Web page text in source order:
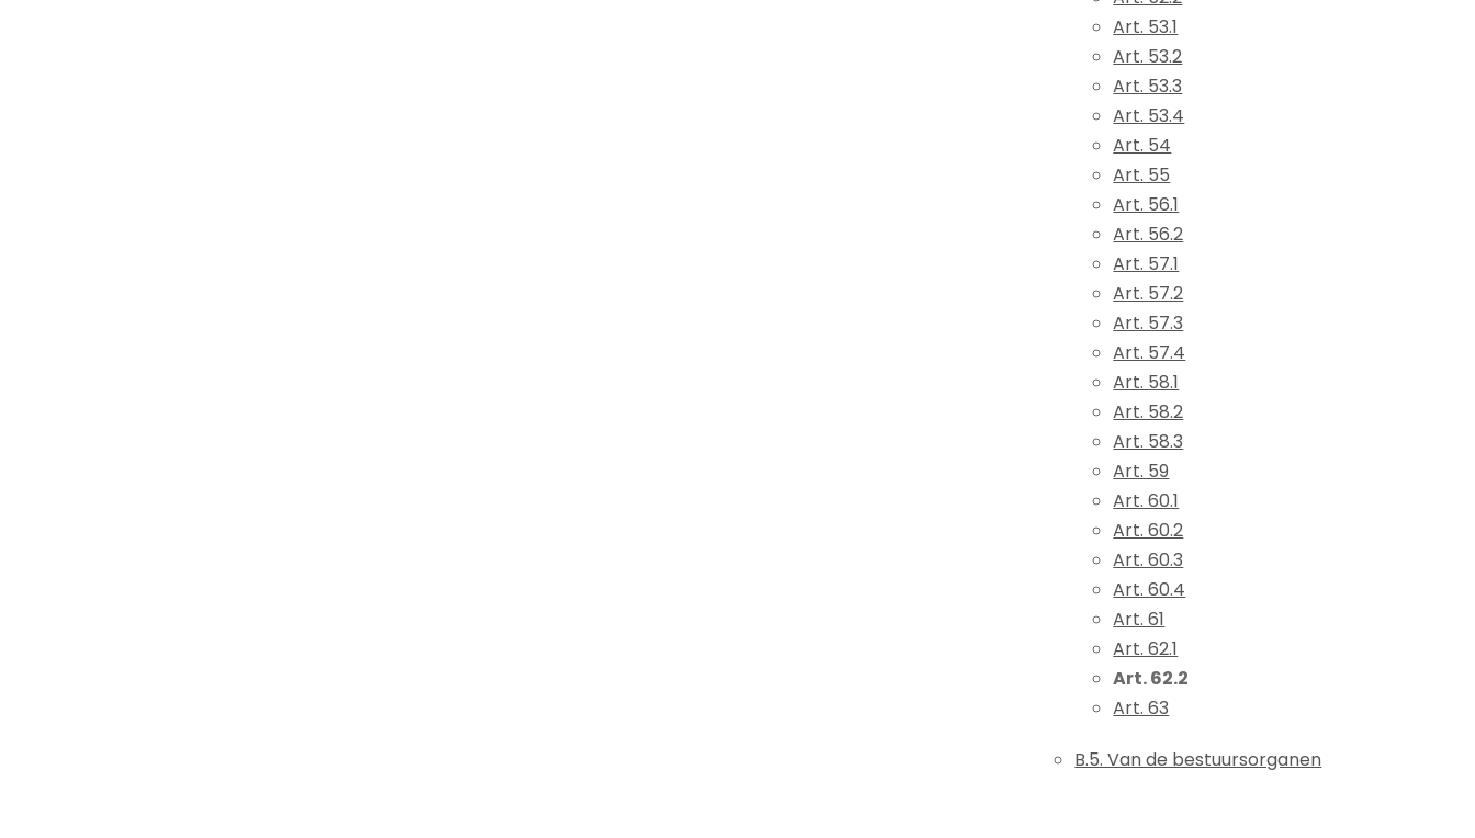
Art. 53.1
Art. 53.2
Art. 53.3
Art. 53.4
Art. 54
Art. 55
Art. 56.1
Art. 56.2
Art. 57.1
Art. 57.2
Art. 57.3
Art. 57.4
Art. 58.1
Art. 58.2
Art. 58.3
Art. 59
Art. 60.1
Art. 60.2
Art. 60.3
Art. 60.4
Art. 61
Art. 62.1
Art. 62.2
Art. 63
B.5. Van de bestuursorganen